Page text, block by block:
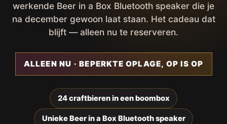
werkende Beer in a Box Bluetooth speaker die je
na december gewoon laat staan. Het cadeau dat
blijft — alleen nu te reserveren.
ALLEEN NU · BEPERKTE OPLAGE, OP IS OP
24 craftbieren in een boombox
Unieke Beer in a Box Bluetooth speaker